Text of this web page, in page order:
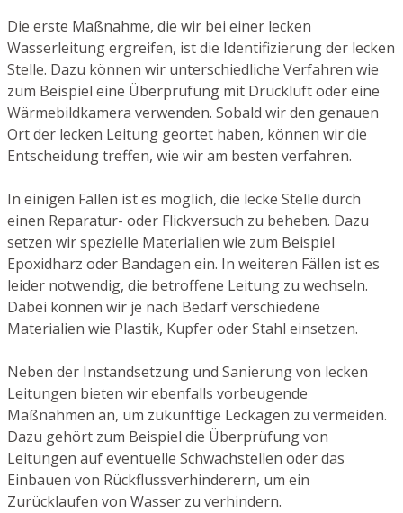
Die erste Maßnahme, die wir bei einer lecken
Wasserleitung ergreifen, ist die Identifizierung der lecken
Stelle. Dazu können wir unterschiedliche Verfahren wie
zum Beispiel eine Überprüfung mit Druckluft oder eine
Wärmebildkamera verwenden. Sobald wir den genauen
Ort der lecken Leitung geortet haben, können wir die
Entscheidung treffen, wie wir am besten verfahren.
In einigen Fällen ist es möglich, die lecke Stelle durch
einen Reparatur- oder Flickversuch zu beheben. Dazu
setzen wir spezielle Materialien wie zum Beispiel
Epoxidharz oder Bandagen ein. In weiteren Fällen ist es
leider notwendig, die betroffene Leitung zu wechseln.
Dabei können wir je nach Bedarf verschiedene
Materialien wie Plastik, Kupfer oder Stahl einsetzen.
Neben der Instandsetzung und Sanierung von lecken
Leitungen bieten wir ebenfalls vorbeugende
Maßnahmen an, um zukünftige Leckagen zu vermeiden.
Dazu gehört zum Beispiel die Überprüfung von
Leitungen auf eventuelle Schwachstellen oder das
Einbauen von Rückflussverhinderern, um ein
Zurücklaufen von Wasser zu verhindern.